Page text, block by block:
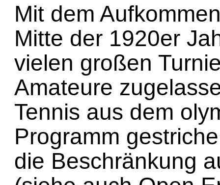
Mit dem
Mitte der 1920er
vielen großen
Amateure
Tennis aus dem
Programm
die Beschränkung